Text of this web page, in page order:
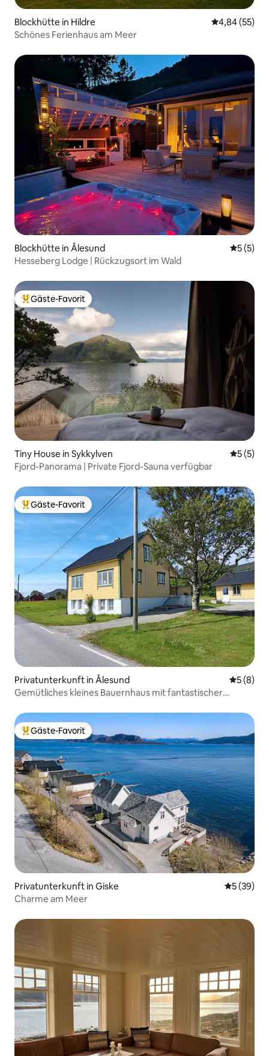
Blockhütte in Hildre
4,84 (55)
Schönes Ferienhaus am Meer
Blockhütte in Ålesund
5 (5)
Hesseberg Lodge | Rückzugsort im Wald
Beliebter Gäste-Favorit.
Gäste-Favorit
Tiny House in Sykkylven
5 (5)
Fjord-Panorama | Private Fjord-Sauna verfügbar
Beliebter Gäste-Favorit.
Gäste-Favorit
Privatunterkunft in Ålesund
5 (8)
Gemütliches kleines Bauernhaus mit fantastischer
Beliebter Gäste-Favorit.
Gäste-Favorit
Privatunterkunft in Giske
5 (39)
Charme am Meer